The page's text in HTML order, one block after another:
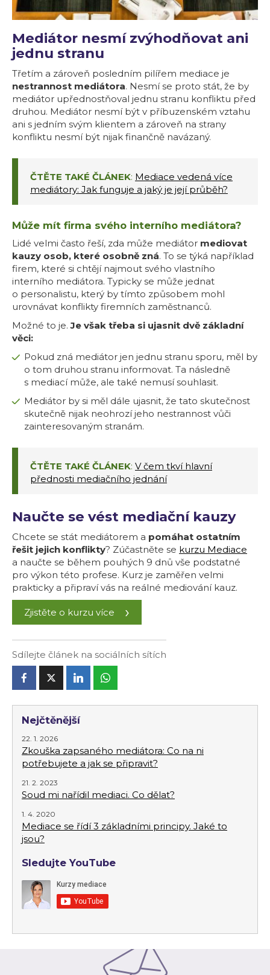
Mediátor nesmí zvýhodňovat ani
jednu stranu
Třetím a zároveň posledním pilířem mediace je
nestrannost mediátora. Nesmí se proto stát, že by
mediátor upřednostňoval jednu stranu konfliktu před
druhou. Mediátor nesmí být v příbuzenském vztahu
ani s jedním svým klientem a zároveň na strany
konfliktu nesmí být nijak finančně navázaný.
ČTĚTE TAKÉ ČLÁNEK: Mediace vedená více
mediátory: Jak funguje a jaký je její průběh?
Může mít firma svého interního mediátora?
Lidé velmi často řeší, zda může mediátor mediovat
kauzy osob, které osobně zná. To se týká například
firem, které si chtějí najmout svého vlastního
interního mediátora. Typicky se může jednat
o personalistu, který by tímto způsobem mohl
urovnávat konflikty firemních zaměstnanců.
Možné to je.Je však třeba si ujasnit dvě základní
věci:
Pokud zná mediátor jen jednu stranu sporu, měl by
o tom druhou stranu informovat. Ta následně
s mediací může, ale také nemusí souhlasit.
Mediátor by si měl dále ujasnit, že tato skutečnost
skutečně nijak neohrozí jeho nestrannost vůči
zainteresovaným stranám.
ČTĚTE TAKÉ ČLÁNEK: V čem tkví hlavní
přednosti mediačního jednání
Naučte se vést mediační kauzy
Chcete se stát mediátorem a pomáhat ostatním
řešit jejich konflikty? Zúčastněte se kurzu Mediace
a naučte se během pouhých 9 dnů vše podstatné
pro výkon této profese. Kurz je zaměřen velmi
prakticky a připraví vás na reálné mediování kauz.
Zjistěte o kurzu více
Sdílejte článek na sociálních sítích
Nejčtěnější
22. 1. 2026
Zkouška zapsaného mediátora: Co na ni
potřebujete a jak se připravit?
21. 2. 2023
Soud mi nařídil mediaci. Co dělat?
1. 4. 2020
Mediace se řídí 3 základními principy. Jaké to
jsou?
Sledujte YouTube